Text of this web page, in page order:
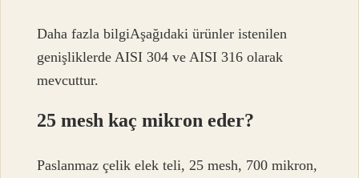
Daha fazla bilgiAşağıdaki ürünler istenilen
genişliklerde AISI 304 ve AISI 316 olarak
mevcuttur.
25 mesh kaç mikron eder?
Paslanmaz çelik elek teli, 25 mesh, 700 mikron,